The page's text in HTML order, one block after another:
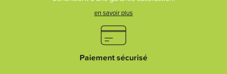
en savoir plus
Paiement sécurisé